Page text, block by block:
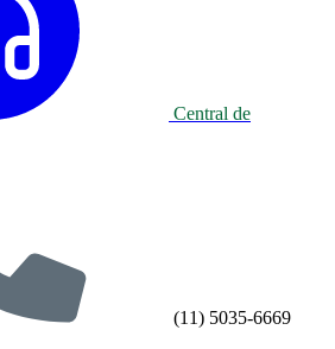
Central de
(11) 5035-6669